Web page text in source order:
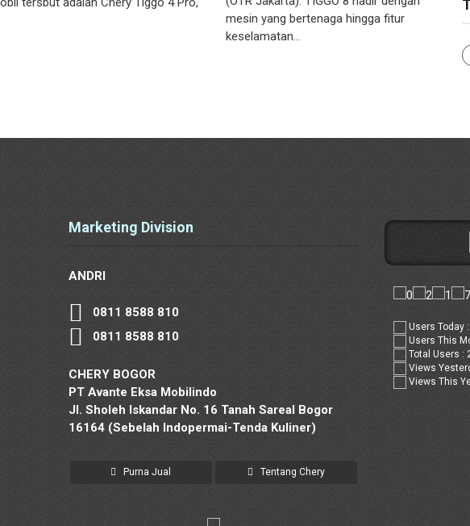
mesin yang bertenaga hingga fitur
keselamatan…
Marketing Division
ANDRI
0811 8588 810
0811 8588 810
CHERY BOGOR
PT Avante Eksa Mobilindo
Jl. Sholeh Iskandar No. 16 Tanah Sareal Bogor
16164 (Sebelah Indopermai-Tenda Kuliner)
Purna Jual Tentang Chery
Users Today :
Users This
Total Users :
Views
Views This